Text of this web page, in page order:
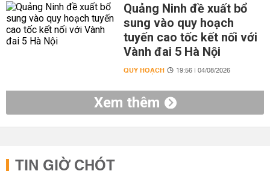
Quảng Ninh đề xuất bổ
sung vào quy hoạch
tuyến cao tốc kết nối với
Vành đai 5 Hà Nội
QUY HOẠCH 19:56 | 04/08/2026
Xem thêm
TIN GIỜ CHÓT